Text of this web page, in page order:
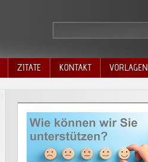
ZITATE KONTAKT VORLAGEN